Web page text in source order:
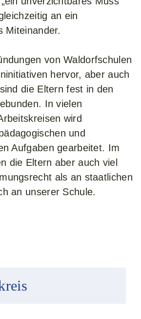
an ein
Miteinander.
von Waldorfschulen
hervor, aber auch
die Eltern fest in den
In vielen
wird
und
Aufgaben gearbeitet. Im
die Eltern aber auch viel
als an staatlichen
an unserer Schule.